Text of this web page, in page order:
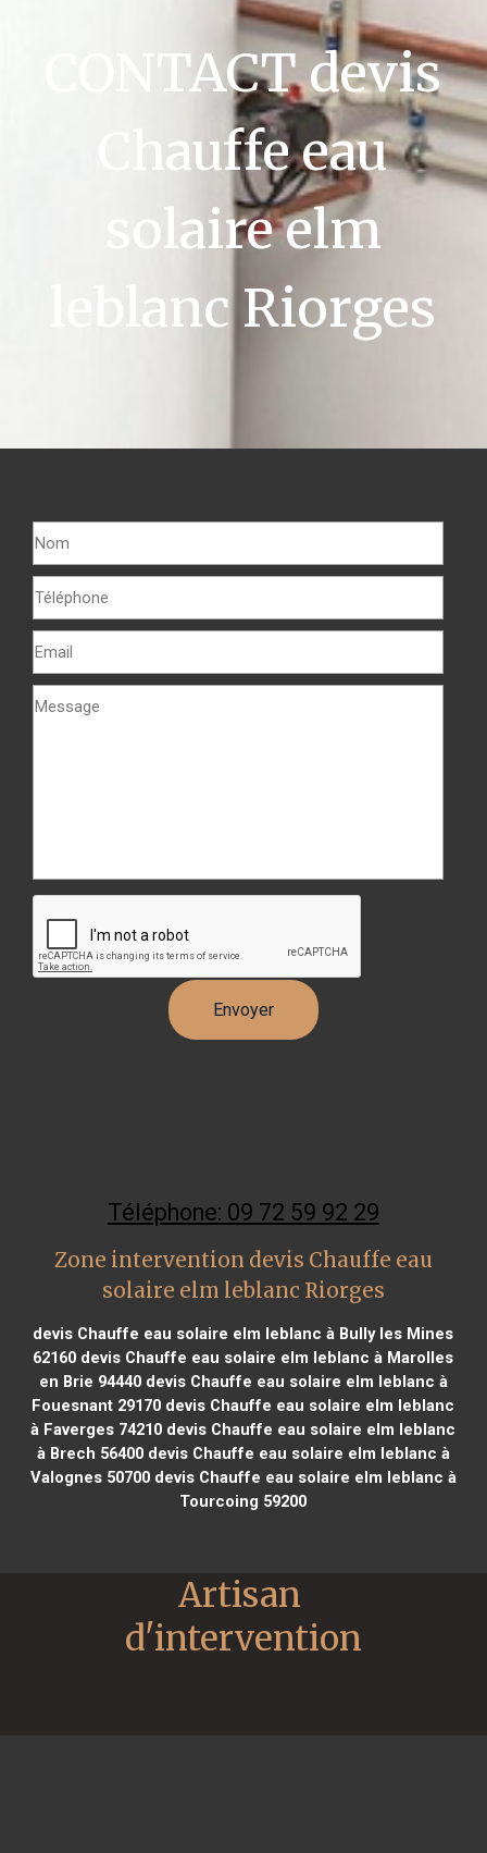
CONTACT devis
Chauffe eau
solaire elm
leblanc Riorges
Téléphone: 09 72 59 92 29
Zone intervention devis Chauffe eau
solaire elm leblanc Riorges
devis Chauffe eau solaire elm leblanc à Bully les Mines
62160 devis Chauffe eau solaire elm leblanc à Marolles
en Brie 94440devis Chauffe eau solaire elm leblanc à
Fouesnant 29170 devis Chauffe eau solaire elm leblanc
à Faverges 74210 devis Chauffe eau solaire elm leblanc
à Brech 56400devis Chauffe eau solaire elm leblanc à
Valognes 50700devis Chauffe eau solaire elm leblanc à
Tourcoing 59200
Artisan
d'intervention